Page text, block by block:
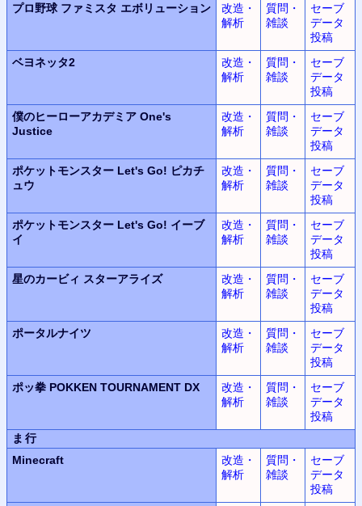
プロ野球 ファミスタ エボリューション
改造・
解析
質問・
雑談
セーブ
データ
投稿
ベヨネッタ2
改造・
解析
質問・
雑談
セーブ
データ
投稿
僕のヒーローアカデミア One's
Justice
改造・
解析
質問・
雑談
セーブ
データ
投稿
ポケットモンスター Let's Go! ピカチ
ュウ
改造・
解析
質問・
雑談
セーブ
データ
投稿
ポケットモンスター Let's Go! イーブ
イ
改造・
解析
質問・
雑談
セーブ
データ
投稿
星のカービィ スターアライズ
改造・
解析
質問・
雑談
セーブ
データ
投稿
ポータルナイツ
改造・
解析
質問・
雑談
セーブ
データ
投稿
ポッ拳 POKKEN TOURNAMENT DX
改造・
解析
質問・
雑談
セーブ
データ
投稿
ま行
Minecraft
改造・
解析
質問・
雑談
セーブ
データ
投稿